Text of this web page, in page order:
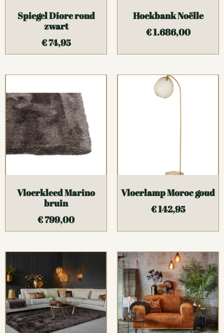
Spiegel Diore rond
zwart
€74,95
Hoekbank Noëlle
€1.686,00
Vloerkleed Marino
bruin
€799,00
Vloerlamp Moroc goud
€142,95